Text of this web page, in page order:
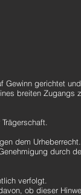
Gewinn gerichtet
breiten Zugangs
dem Urheberrecht.
durch
verfolgt.
ob dieser